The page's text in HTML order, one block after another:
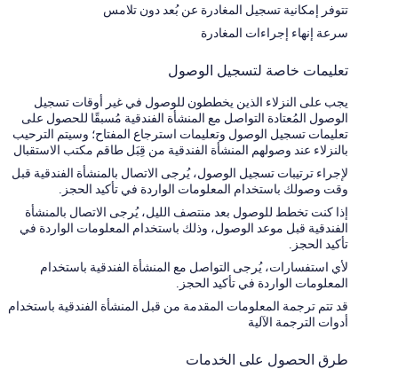
تتوفر إمكانية تسجيل المغادرة عن بُعد دون تلامس
سرعة إنهاء إجراءات المغادرة
تعليمات خاصة لتسجيل الوصول
يجب على النزلاء الذين يخططون للوصول في غير أوقات تسجيل
الوصول المُعتادة التواصل مع المنشأة الفندقية مُسبقًا للحصول على
تعليمات تسجيل الوصول وتعليمات استرجاع المفتاح؛ وسيتم الترحيب
بالنزلاء عند وصولهم المنشأة الفندقية من قِبَل طاقم مكتب الاستقبال
لإجراء ترتيبات تسجيل الوصول، يُرجى الاتصال بالمنشأة الفندقية قبل
وقت وصولك باستخدام المعلومات الواردة في تأكيد الحجز.
إذا كنت تخطط للوصول بعد منتصف الليل، يُرجى الاتصال بالمنشأة
الفندقية قبل موعد الوصول، وذلك باستخدام المعلومات الواردة في
تأكيد الحجز.
لأي استفسارات، يُرجى التواصل مع المنشأة الفندقية باستخدام
المعلومات الواردة في تأكيد الحجز.
قد تتم ترجمة المعلومات المقدمة من قبل المنشأة الفندقية باستخدام
أدوات الترجمة الآلية
طرق الحصول على الخدمات